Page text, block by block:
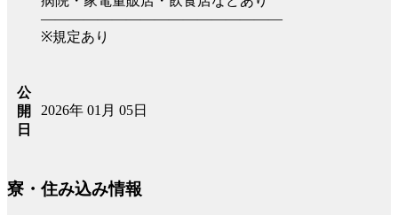
―――――――――――――――――
※規定あり
公
開
日
2026年 01月 05日
寮・住み込み情報